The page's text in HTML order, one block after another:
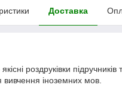
Доставка
роздруківки підручників
вивчення іноземних мов.